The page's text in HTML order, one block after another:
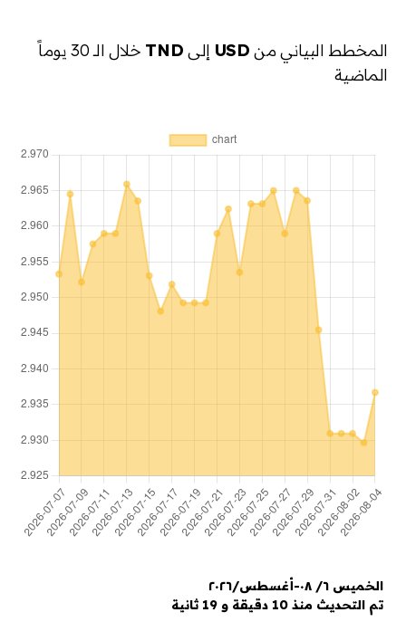
المخطط البياني من USD إلى TND
خلال الـ 30 يوماً
الماضية
الخميس ٦/ ٠٨-أغسطس/٢٠٢٦
تم التحديث منذ 10 دقيقة و 19 ثانية